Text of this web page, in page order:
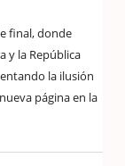
final, donde
y la República
la ilusión
página en la